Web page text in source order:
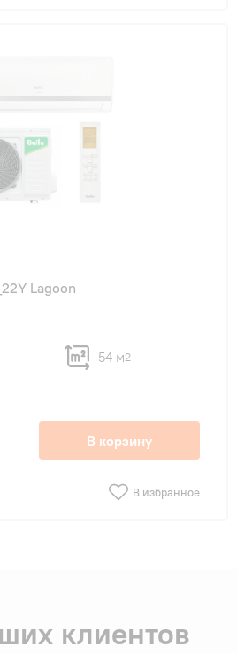
Lagoon
54 м2
В корзину
В избранное
клиентов